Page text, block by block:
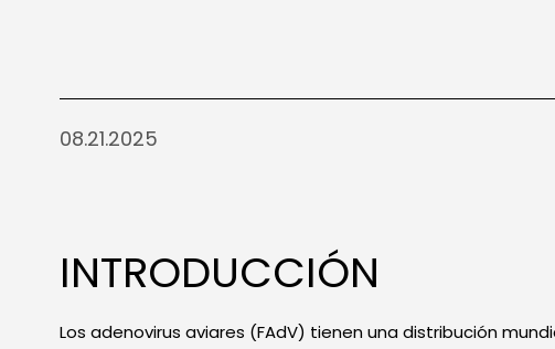
08.21.2025
INTRODUCCIÓN
Los adenovirus aviares (FAdV) tienen una distribución